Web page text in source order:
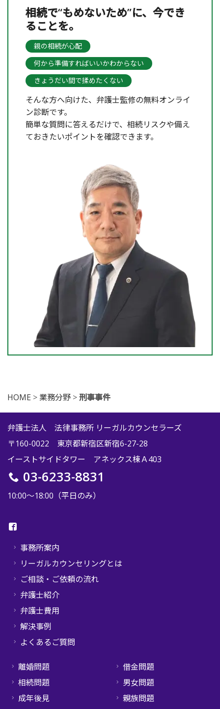
相続で“もめないため”に、今でき
ることを。
親の相続が心配
何から準備すればいいかわからない
きょうだい間で揉めたくない
そんな方へ向けた、弁護士監修の無料オンライ
ン診断です。
簡単な質問に答えるだけで、相続リスクや備え
ておきたいポイントを確認できます。
HOME > 業務分野 >刑事事件
弁護士法人 法律事務所 リーガルカウンセラーズ
〒160-0022 東京都新宿区新宿6-27-28
イーストサイドタワー アネックス棟Ａ403
03-6233-8831
10:00〜18:00（平日のみ）
事務所案内
リーガルカウンセリングとは
ご相談・ご依頼の流れ
弁護士紹介
弁護士費用
解決事例
よくあるご質問
離婚問題
相続問題
成年後見
借金問題
男女問題
親族問題